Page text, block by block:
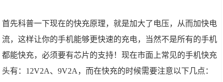
首先科普一下现在的快充原理，就是加大了电压，从而加快电
流，这样让你的手机能够更快速的充电，当然不是所有的手机
都能快充，必须要有芯片的支持！现在市面上常见的手机快充
头有：12V2A、9V2A，而在快充的时候需要注意以下几点：